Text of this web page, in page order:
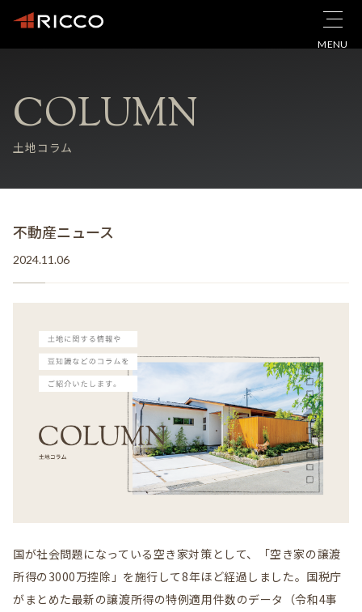
MENU
COLUMN
土地コラム
不動産ニュース
2024.11.06
国が社会問題になっている空き家対策として、「空き家の譲渡
所得の3000万控除」を施行して8年ほど経過しました。国税庁
がまとめた最新の譲渡所得の特例適用件数のデータ（令和4事